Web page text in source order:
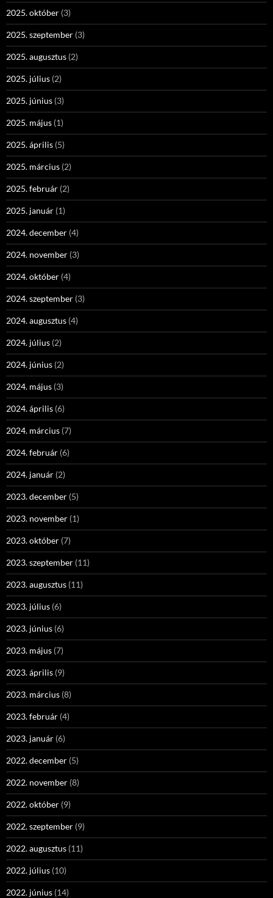
2025. október (3)
2025. szeptember (3)
2025. augusztus (2)
2025. július (2)
2025. június (3)
2025. május (1)
2025. április (5)
2025. március (2)
2025. február (2)
2025. január (1)
2024. december (4)
2024. november (3)
2024. október (4)
2024. szeptember (3)
2024. augusztus (4)
2024. július (2)
2024. június (2)
2024. május (3)
2024. április (6)
2024. március (7)
2024. február (6)
2024. január (2)
2023. december (5)
2023. november (1)
2023. október (7)
2023. szeptember (11)
2023. augusztus (11)
2023. július (6)
2023. június (6)
2023. május (7)
2023. április (9)
2023. március (8)
2023. február (4)
2023. január (6)
2022. december (5)
2022. november (8)
2022. október (9)
2022. szeptember (9)
2022. augusztus (11)
2022. július (10)
2022. június (14)